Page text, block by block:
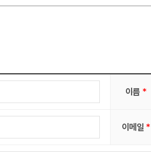
이름 *
이메일 *